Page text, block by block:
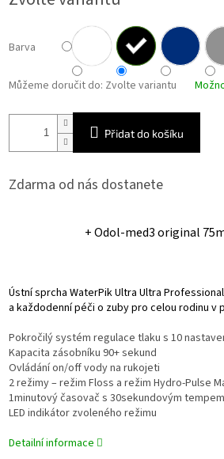
Barva
Můžeme doručit do: Zvolte variantu
Přidat do košíku
Zdarma od nás dostanete
+ Odol-med3 original
Ústní sprcha WaterPik Ultra Ultra
a každodenní péči o zuby pro celou rodinu v
Pokročilý systém regulace tlaku s 10
Kapacita zásobníku 90+ sekund
Ovládání on/off vody na rukojeti
2 režimy – režim Floss a režim Hydro-Pulse
1minutový časovač s 30sekundovým tempem
LED indikátor zvoleného režimu
Detailní informace